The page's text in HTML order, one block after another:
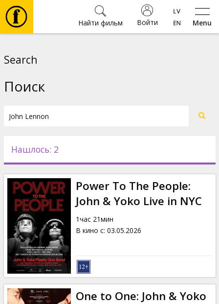
Menu
Войти
Найти фильм
Новости
Подарки
Кинозакуски
B2B
Клуб
Search
Поиск
Нашлось: 2
Power To The People:
John & Yoko Live in NYC
1час 21мин
В кино с: 03.05.2026
One to One: John & Yoko